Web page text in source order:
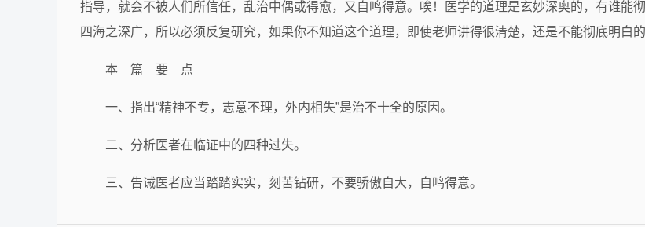
指导，就会不被人们所信任，乱治中偶或得愈，又自鸣得意。唉！医学的道理是玄妙深奥的，有谁能
四海之深广，所以必须反复研究，如果你不知道这个道理，即使老师讲得很清楚，还是不能彻底明白的
本 篇 要 点
一、指出“精神不专，志意不理，外内相失”是治不十全的原因。
二、分析医者在临证中的四种过失。
三、告诫医者应当踏踏实实，刻苦钻研，不要骄傲自大，自鸣得意。